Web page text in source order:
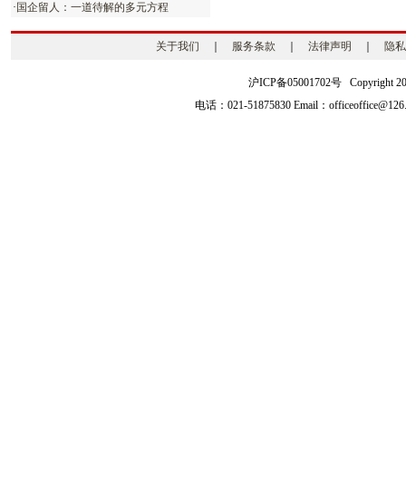
· 国企留人：一道待解的多元方程
关于我们 服务条款 法律声明 隐
沪ICP备05001702号 Copyright
电话：021-51875830 Email：